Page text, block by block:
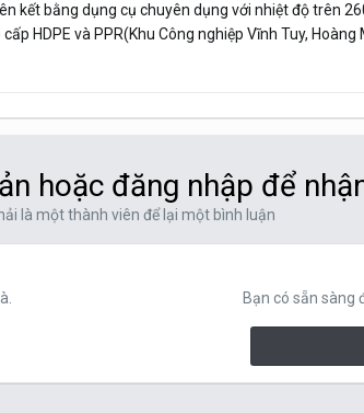
kết bằng dụng cụ chuyên dụng với nhiệt độ trên
HDPE và PPR(Khu Công nghiệp Vĩnh Tuy, Hoàng
hoặc đăng nhập để
là một thành viên để lại một bình luận
Bạn có sẵn sàng